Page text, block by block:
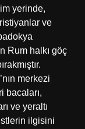
yerinde,
ve
Rum halkı göç
merkezi
bacaları,
ve yeraltı
ilgisini